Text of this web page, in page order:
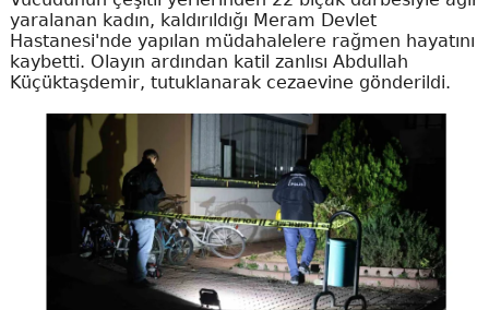
yaralanan kadın, kaldırıldığı Meram Devlet
Hastanesi'nde yapılan müdahalelere rağmen hayatını
kaybetti. Olayın ardından katil zanlısı Abdullah
Küçüktaşdemir, tutuklanarak cezaevine gönderildi.